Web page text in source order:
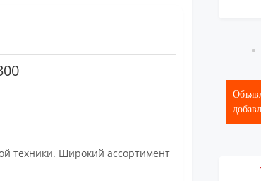
техники. Широкий ассортимент